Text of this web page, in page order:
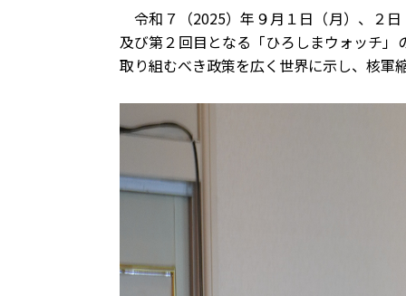
令和７（2025）年９月１日（月）、２
及び第２回目となる「ひろしまウォッチ
取り組むべき政策を広く世界に示し、核軍